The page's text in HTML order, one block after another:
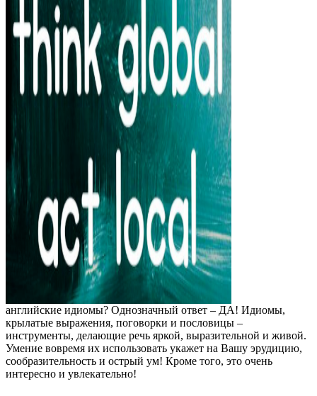
английские идиомы? Однозначный ответ – ДА! Идиомы,
крылатые выражения, поговорки и пословицы –
инструменты, делающие речь яркой, выразительной и живой.
Умение вовремя их использовать укажет на Вашу эрудицию,
сообразительность и острый ум! Кроме того, это очень
интересно и увлекательно!